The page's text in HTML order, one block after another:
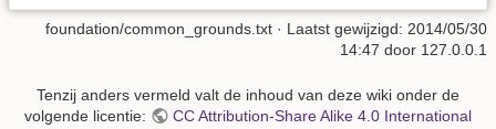
foundation/common_grounds.txt · Laatst gewijzigd: 2014/05/30
14:47 door 127.0.0.1
Tenzij anders vermeld valt de inhoud van deze wiki onder de
volgende licentie:
CC Attribution-Share Alike 4.0 International